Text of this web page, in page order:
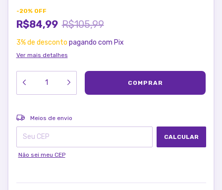
-20% OFF
R$84,99 R$105,99
3% de desconto pagando com Pix
Ver mais detalhes
Entregas para o CEP:
Meios de envio
CALCULAR
Não sei meu CEP